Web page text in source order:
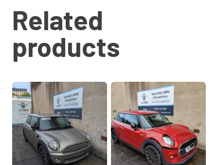
Related
products